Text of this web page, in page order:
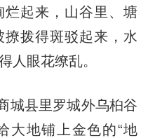
烂起来，山谷里、塘
拨得斑驳起来，水
人眼花缭乱。
县里罗城外乌桕谷
大地铺上金色的“地